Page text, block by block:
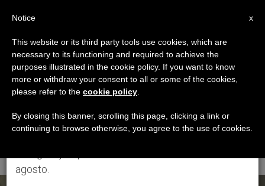
ETIQUETA
Posts Tagged
‘diócesis De Gregorio
De Laferrere’
×
Aviso importante
Del 27 de julio al 7 de agosto haremos la pausa
anual, aprovechando que en el periodo de verano
se generan menos informaciones y también el
agosto.
x
Notice
This website or its third party tools use cookies, which are
necessary to its functioning and required to achieve the
purposes illustrated in the cookie policy. If you want to know
more or withdraw your consent to all or some of the cookies,
please refer to the cookie policy
By closing this banner, scrolling this page, clicking a link or
continuing to browse otherwise, you agree to the use of cookies.